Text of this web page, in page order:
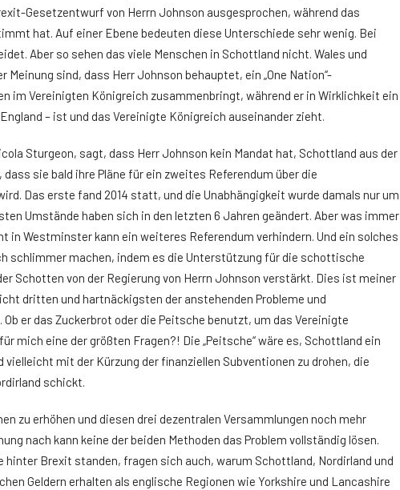
Gesetzentwurf von Herrn Johnson ausgesprochen, während das
hat. Auf einer Ebene bedeuten diese Unterschiede sehr wenig. Bei
Aber so sehen das viele Menschen in Schottland nicht. Wales und
Meinung sind, dass Herr Johnson behauptet, ein „One Nation“-
im Vereinigten Königreich zusammenbringt, während er in Wirklichkeit ein
– ist und das Vereinigte Königreich auseinander zieht.
Sturgeon, sagt, dass Herr Johnson kein Mandat hat, Schottland aus der
sie bald ihre Pläne für ein zweites Referendum über die
Das erste fand 2014 statt, und die Unabhängigkeit wurde damals nur um
Umstände haben sich in den letzten 6 Jahren geändert. Aber was immer
in Westminster kann ein weiteres Referendum verhindern. Und ein solches
schlimmer machen, indem es die Unterstützung für die schottische
Schotten von der Regierung von Herrn Johnson verstärkt. Dies ist meiner
dritten und hartnäckigsten der anstehenden Probleme und
er das Zuckerbrot oder die Peitsche benutzt, um das Vereinigte
mich eine der größten Fragen?! Die „Peitsche“ wäre es, Schottland ein
mit der Kürzung der finanziellen Subventionen zu drohen, die
schickt.
zu erhöhen und diesen drei dezentralen Versammlungen noch mehr
nach kann keine der beiden Methoden das Problem vollständig lösen.
hinter Brexit standen, fragen sich auch, warum Schottland, Nordirland und
Geldern erhalten als englische Regionen wie Yorkshire und Lancashire